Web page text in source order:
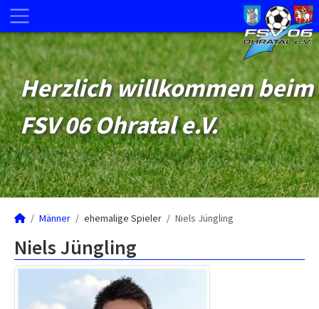
Herzlich willkommen beim
FSV 06 Ohratal e.V.
Männer ehemalige Spieler Niels Jüngling
Niels Jüngling